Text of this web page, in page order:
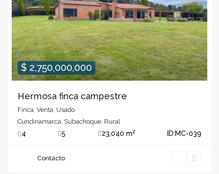
$ 2,750,000,000
Hermosa finca campestre
Finca ,Venta Usado
Cundinamarca Subachoque Rural
4 5 23,040 m2 ID:MC-039
Contacto